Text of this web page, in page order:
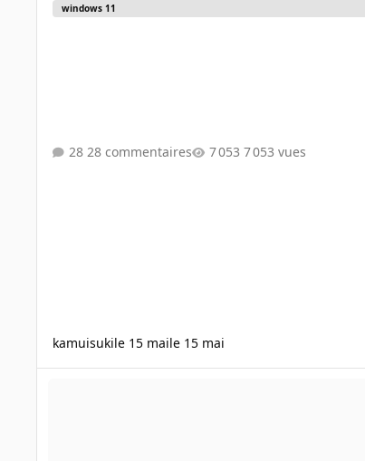
windows 11
28 commentaires 7 053 vues
kamuisukile 15 maile 15 mai